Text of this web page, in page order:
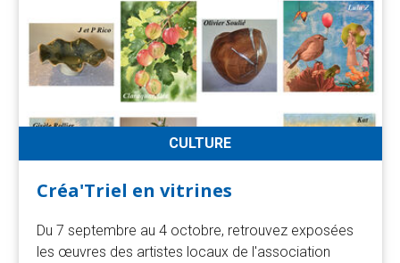
CULTURE
Créa'Triel en vitrines
Du 7 septembre au 4 octobre, retrouvez exposées
les œuvres des artistes locaux de l'association